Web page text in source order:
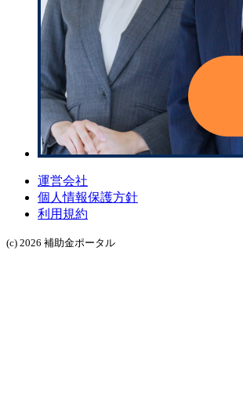
運営会社
個人情報保護方針
利用規約
(c) 2026 補助金ポータル